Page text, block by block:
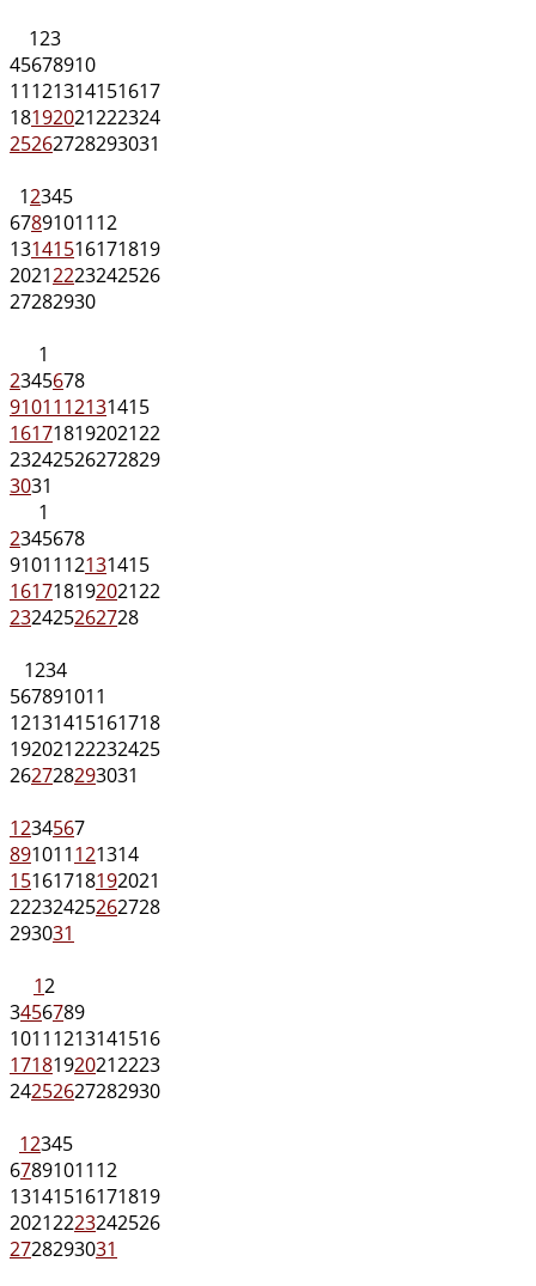
123
45678910
11121314151617
18192021222324
25262728293031
12345
6789101112
13141516171819
20212223242526
27282930
1
2345678
9101112131415
16171819202122
23242526272829
3031
1
2345678
9101112131415
16171819202122
232425262728
1234
567891011
12131415161718
19202122232425
262728293031
1234567
891011121314
15161718192021
22232425262728
293031
12
3456789
10111213141516
17181920212223
24252627282930
12345
6789101112
13141516171819
20212223242526
2728293031